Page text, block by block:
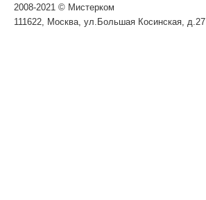
2008-2021 © Мистерком
111622, Москва, ул.Большая Косинская, д.27